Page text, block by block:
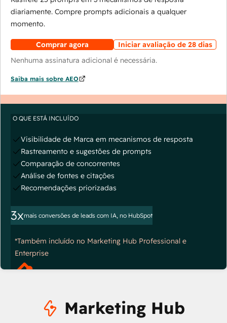
diariamente. Compre prompts adicionais a qualquer
momento.
Comprar agora
Iniciar avaliação de 28 dias
Nenhuma assinatura adicional é necessária.
Saiba mais sobre AEO
O QUE ESTÁ INCLUÍDO
Visibilidade de Marca em mecanismos de resposta
Rastreamento e sugestões de prompts
Comparação de concorrentes
Análise de fontes e citações
Recomendações priorizadas
3xmais conversões de leads com IA, no HubSpot
*Também incluído no Marketing Hub Professional e
Enterprise
Marketing Hub